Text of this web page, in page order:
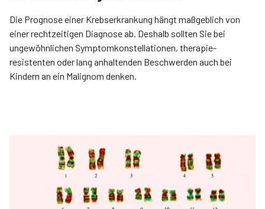
Die Prognose einer Krebserkrankung hängt maßgeblich von
einer rechtzeitigen Diagnose ab. Deshalb sollten Sie bei
ungewöhnlichen Symptomkonstellationen, therapie­
resistenten oder lang anhaltenden Beschwerden auch bei
Kindern an ein Malignom denken.